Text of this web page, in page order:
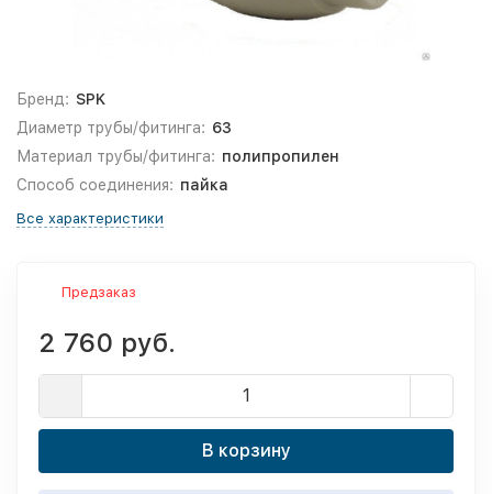
Бренд: SPK
Диаметр трубы/фитинга: 63
Материал трубы/фитинга: полипропилен
Способ соединения: пайка
Все характеристики
Предзаказ
2 760 руб.
В корзину